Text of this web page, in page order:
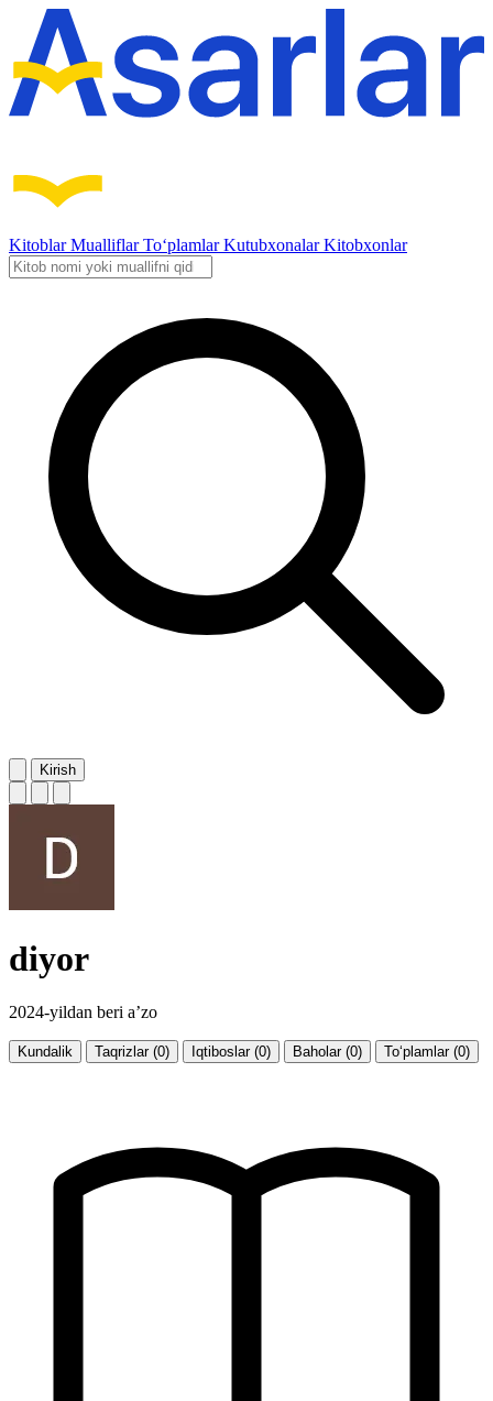
KitoblarMualliflarTo‘plamlarKutubxonalarKitobxonlar
Kirish
diyor
2024-yildan beri a’zo
Kundalik Taqrizlar (0) Iqtiboslar (0) Baholar (0) To‘plamlar (0)